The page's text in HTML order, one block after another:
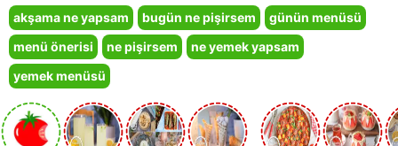
akşama ne yapsam bugün ne pişirsem
günün menüsü
menü önerisi
ne pişirsem
ne yemek yapsam
yemek menüsü